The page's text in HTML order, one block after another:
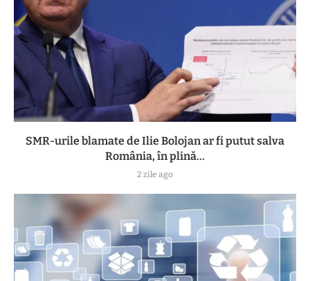
SMR-urile blamate de Ilie Bolojan ar fi putut salva
România, în plină...
2 zile ago